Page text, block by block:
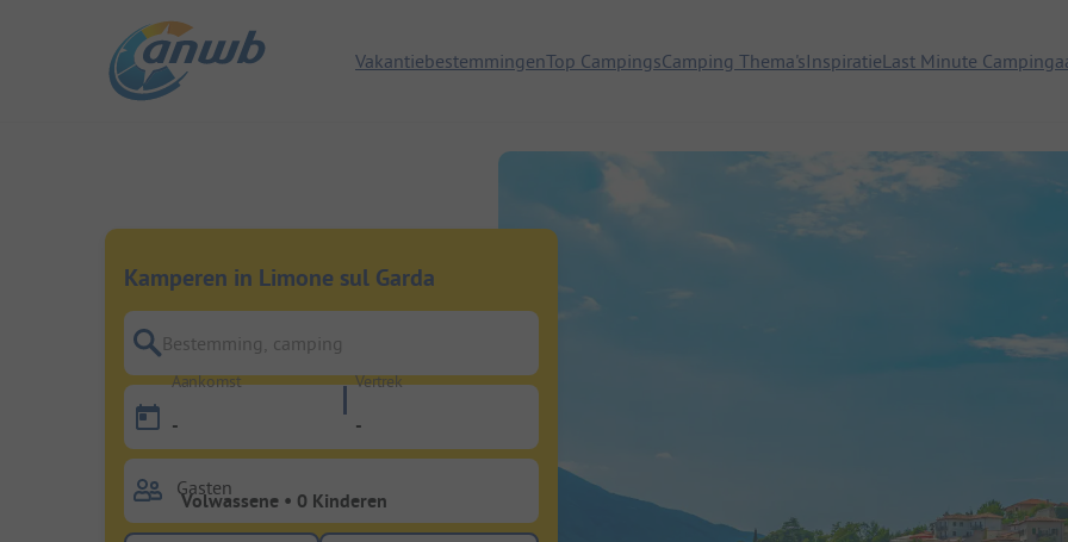
VakantiebestemmingenTop CampingsCamping Thema'sInspiratieLast Minute
Kamperen in Limone sul Garda
Bestemming, camping
Aankomst
-
Vertrek
-
Gasten